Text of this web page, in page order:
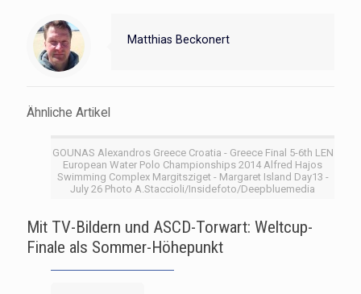
Matthias Beckonert
Ähnliche Artikel
GOUNAS Alexandros Greece Croatia - Greece Final 5-6th LEN
European Water Polo Championships 2014 Alfred Hajos
Swimming Complex Margitsziget - Margaret Island Day13 -
July 26 Photo A.Staccioli/Insidefoto/Deepbluemedia
Mit TV-Bildern und ASCD-Torwart: Weltcup-
Finale als Sommer-Höhepunkt